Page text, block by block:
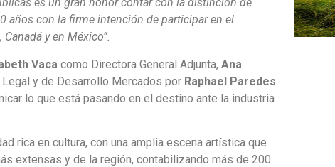
años con la firme intención de participar en el
y en México”.
Vaca como Directora General Adjunta, Ana
y de Desarrollo Mercados por Raphael Paredes
lo que está pasando en el destino ante la industria
rica en cultura, con una amplia escena artística que
extensas y de la región, contabilizando más de 200